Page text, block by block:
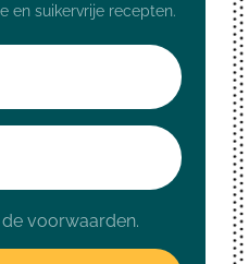
en suikervrije recepten.
voorwaarden.